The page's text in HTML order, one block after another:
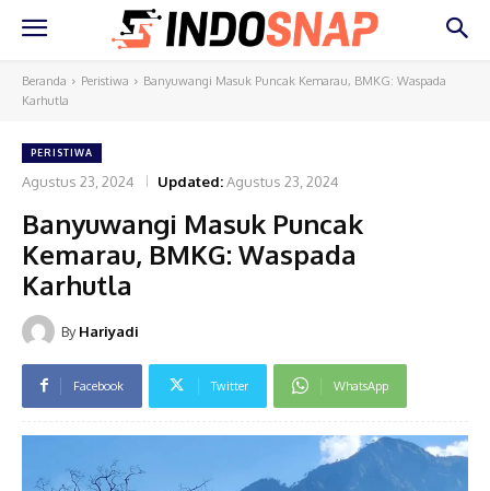
Beranda Peristiwa
Banyuwangi Masuk Puncak Kemarau, BMKG: Waspada
Karhutla
PERISTIWA
Agustus 23, 2024 Updated:Agustus 23, 2024
Banyuwangi Masuk Puncak
Kemarau, BMKG: Waspada
Karhutla
By Hariyadi
Facebook Twitter WhatsApp